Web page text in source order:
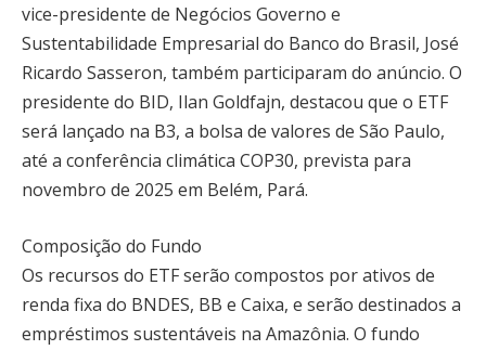
vice-presidente de Negócios Governo e
Sustentabilidade Empresarial do Banco do Brasil, José
Ricardo Sasseron, também participaram do anúncio. O
presidente do BID, Ilan Goldfajn, destacou que o ETF
será lançado na B3, a bolsa de valores de São Paulo,
até a conferência climática COP30, prevista para
novembro de 2025 em Belém, Pará.
Composição do Fundo
Os recursos do ETF serão compostos por ativos de
renda fixa do BNDES, BB e Caixa, e serão destinados a
empréstimos sustentáveis na Amazônia. O fundo